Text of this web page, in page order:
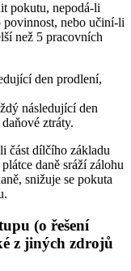
pokutu, nepodá-li
nebo učiní-li
než 5 pracovních
den prodlení,
následující den
ztráty.
část dílčího základu
daně sráží zálohu
snižuje se pokuta
(o řešení
z jiných zdrojů